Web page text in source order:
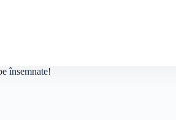
însemnate!